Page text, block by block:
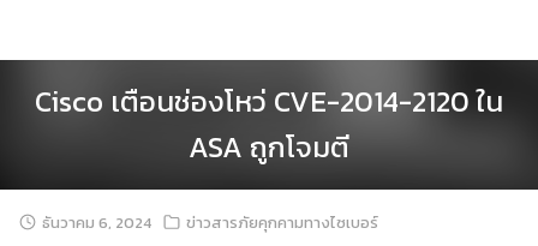
Cisco เตือนช่องโหว่ CVE-2014-2120 ใน
ASA ถูกโจมตี
ธันวาคม 6, 2024 ข่าวสารภัยคุกคามทางไซเบอร์